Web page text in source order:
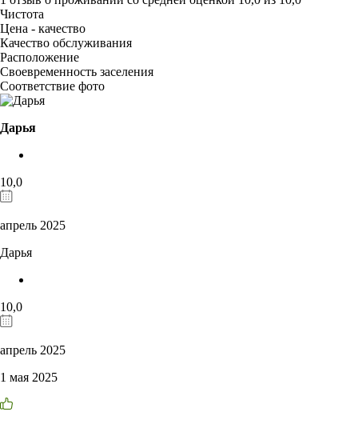
Чистота
Цена - качество
Качество обслуживания
Расположение
Своевременность заселения
Соответствие фото
Дарья
10,0
апрель 2025
Дарья
10,0
апрель 2025
1 мая 2025